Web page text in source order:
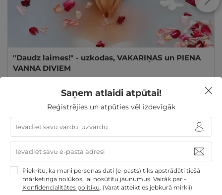
"Daudz laimes!" - uzkodas, VAKARIŅAS un PIENA
VANNA DIVIEM
par nakti
Atpūtai Valentīndienā Derīgs arī VASARĀ
Atpūta
maija brīvdienās
vietas vasarai
Atpūta Latvijā
Saņem atlaidi atpūtai!
Reģistrējies un atpūties vēl izdevīgāk
Piekrītu, ka mani personas dati (e-pasts) tiks apstrādāti tiešā
mārketinga nolūkos, lai nosūtītu jaunumus. Vairāk par -
Konfidencialitātes politiku. (Varat atteikties jebkurā mirklī)